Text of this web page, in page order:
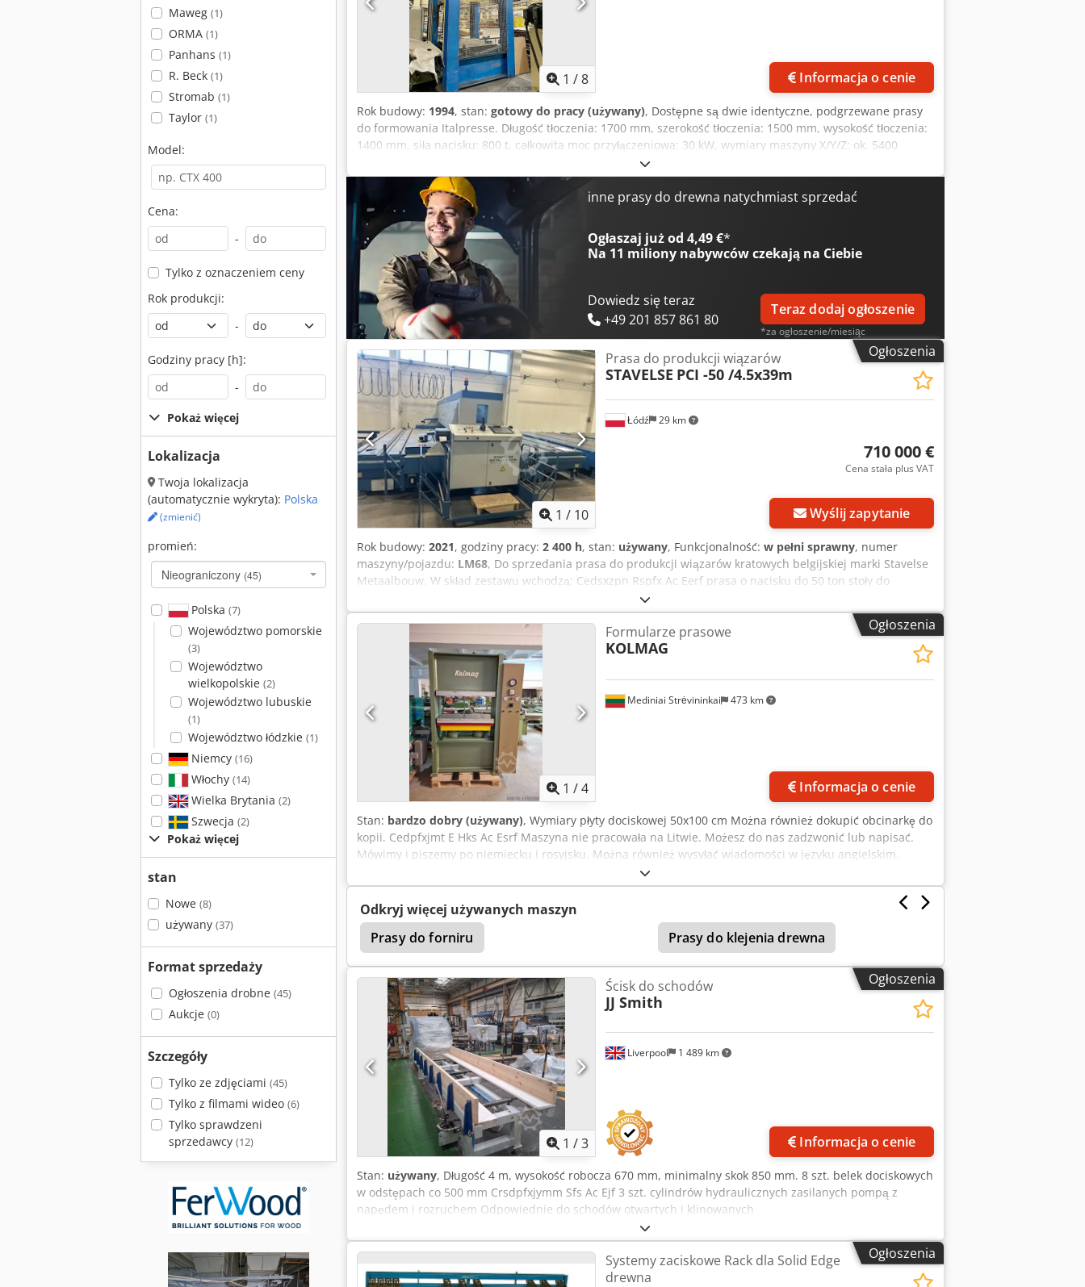
Maweg (1)
ORMA (1)
Panhans (1)
R. Beck (1)
Stromab (1)
Taylor (1)
Model:
Cena:
-
Tylko z oznaczeniem ceny
Rok produkcji:
-
Godziny pracy [h]:
-
Pokaż więcej
Lokalizacja
Twoja lokalizacja
(automatycznie wykryta): Polska
(zmienić)
promień:
Nieograniczony (45)
Polska (7)
Województwo pomorskie
(3)
Województwo
wielkopolskie (2)
Województwo lubuskie
(1)
Województwo łódzkie (1)
Niemcy (16)
Włochy (14)
Wielka Brytania (2)
Szwecja (2)
Pokaż więcej
stan
Nowe (8)
używany (37)
Format sprzedaży
Ogłoszenia drobne (45)
Aukcje (0)
Szczegóły
Tylko ze zdjęciami (45)
Tylko z filmami wideo (6)
Tylko sprawdzeni
sprzedawcy (12)
1 /8 Informacja o cenie
Rok budowy: 1994, stan: gotowy do pracy (używany), Dostępne są dwie identyczne, podgrzewane prasy
do formowania Italpresse. Długość tłoczenia: 1700 mm, szerokość tłoczenia: 1500 mm, wysokość tłoczenia:
1400 mm, siła nacisku: 800 t, całkowita moc przyłączeniowa: 30 kW, wymiary maszyny X/Y/Z: ok. 5400
mm/2300 mm/3200 mm. W zestawie tłoki z góry, formy do siedzisk krzeseł oraz ogrzewanie. Dokumentacja
dostępna. Możliwość obejrzenia na miejscu. Cjdpfx Aeu Rp Hmsc Eorf
inne prasy do drewna natychmiast sprzedać
Ogłaszaj już od 4,49 €*
Na 11 miliony nabywcówczekają na Ciebie
Dowiedz się teraz
+49 201 857 861 80
Teraz dodaj ogłoszenie
*za ogłoszenie/miesiąc
Ogłoszenia
1 / 10
Łódź 29 km
Prasa do produkcji wiązarów
STAVELSE PCI -50 /4.5x39m
710 000 €
Cena stała plus VAT
Wyślij zapytanie
Rok budowy: 2021, godziny pracy: 2 400 h, stan: używany, Funkcjonalność: w pełni sprawny, numer
maszyny/pojazdu: LM68, Do sprzedania prasa do produkcji wiązarów kratowych belgijskiej marki Stavelse
Metaalbouw. W skład zestawu wchodzą: Cedsxzpn Rspfx Ac Eerf prasa o nacisku do 50 ton stoły do
układania elementów- łącznie o wymiarach 4.5x39 m dwa miejsca parkingowe system laserów SL-LASER
układarka do wiązarów drukarka do drukowania etykiet Maszyna jest z 2021r, w pełni zautomatyzowana/
Ogłoszenia
1 /4
Mediniai Strėvininkai 473 km
Formularze prasowe
KOLMAG
Informacja o cenie
Stan: bardzo dobry (używany), Wymiary płyty dociskowej 50x100 cm Można również dokupić obcinarkę do
kopii. Cedpfxjmt E Hks Ac Esrf Maszyna nie pracowała na Litwie. Możesz do nas zadzwonić lub napisać.
Mówimy i piszemy po niemiecku i rosyjsku. Można również wysyłać wiadomości w języku angielskim.
Odkryj więcej używanych maszyn
Prasy do forniru
Prasy do klejenia drewna
Ogłoszenia
1 /3
Liverpool 1 489 km
Ścisk do schodów
JJ Smith
Informacja o cenie
Stan: używany, Długość 4 m, wysokość robocza 670 mm, minimalny skok 850 mm. 8 szt. belek dociskowych
w odstępach co 500 mm Crsdpfxjymm Sfs Ac Ejf 3 szt. cylindrów hydraulicznych zasilanych pompą z
napędem i rozruchem Odpowiednie do schodów otwartych i klinowanych
Ogłoszenia
Systemy zaciskowe Rack dla Solid Edge
drewna